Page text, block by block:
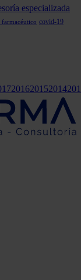
especializada
farmacéutico covid-19
201620152014